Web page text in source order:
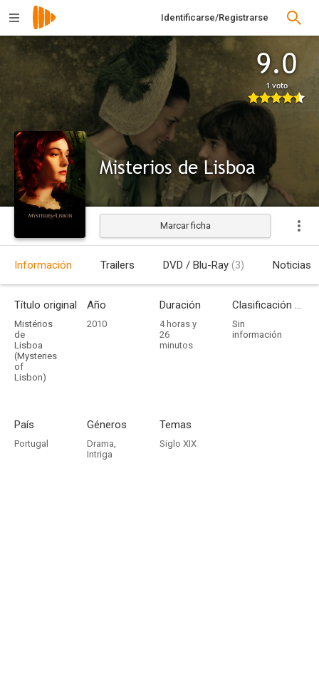
Identificarse/Registrarse
9.0
1 voto
Misterios de Lisboa
Marcar ficha
Información Trailers DVD / Blu-Ray (3) Noticias
Título original
Mistérios
de
Lisboa
(Mysteries
of
Lisbon)
Año
2010
Duración
4 horas y
26
minutos
Clasificación por edades
Sin
información
País
Portugal
Géneros
Drama,
Intriga
Temas
Siglo XIX